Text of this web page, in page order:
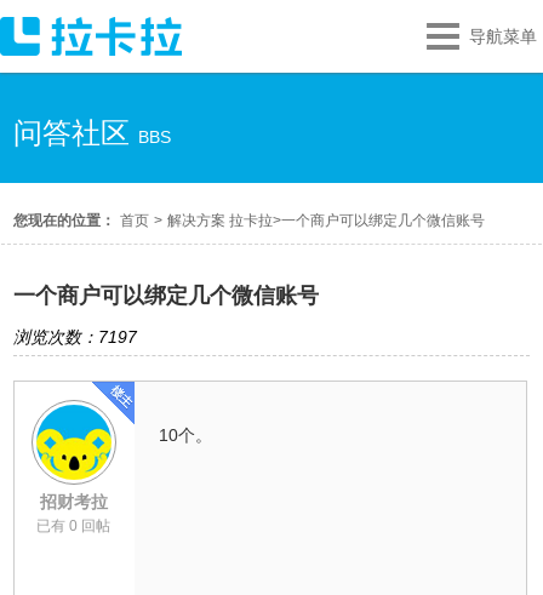
导航菜单
问答社区 BBS
您现在的位置： 首页 > 解决方案 拉卡拉>一个商户可以绑定几个微信账号
一个商户可以绑定几个微信账号
浏览次数：7197
招财考拉
已有 0 回帖
10个。